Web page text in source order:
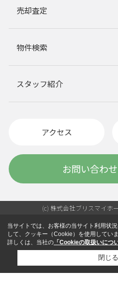
売却査定
物件検索
スタッフ紹介
アクセス
お問い合わ
(c) 株式会社ブリスマイホ
当サイトでは、お客様の当サイト利用状
して、クッキー（Cookie）を使用していま
詳しくは、当社の 「Cookieの取扱いにつ
閉じる